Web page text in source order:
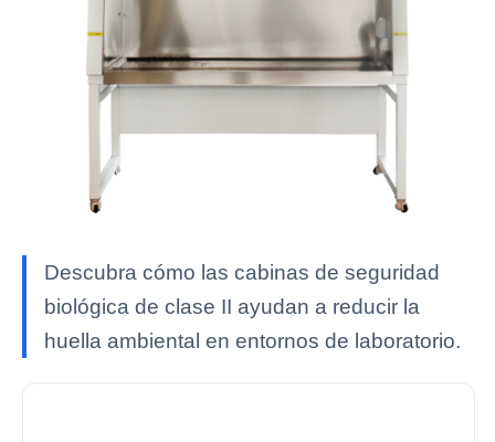
Descubra cómo las cabinas de seguridad
biológica de clase II ayudan a reducir la
huella ambiental en entornos de laboratorio.